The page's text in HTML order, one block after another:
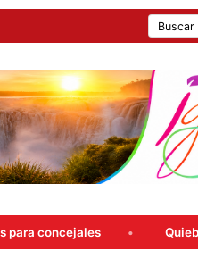
Quiebre en Iguazú: